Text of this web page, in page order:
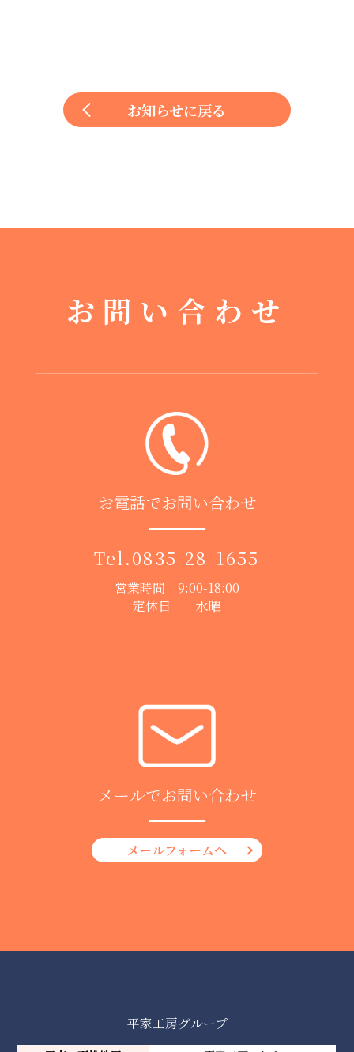
お知らせに戻る
お問い合わせ
お電話でお問い合わせ
Tel.0835-28-1655
営業時間 9:00-18:00
定休日 水曜
メールでお問い合わせ
メールフォームへ
平家工房グループ